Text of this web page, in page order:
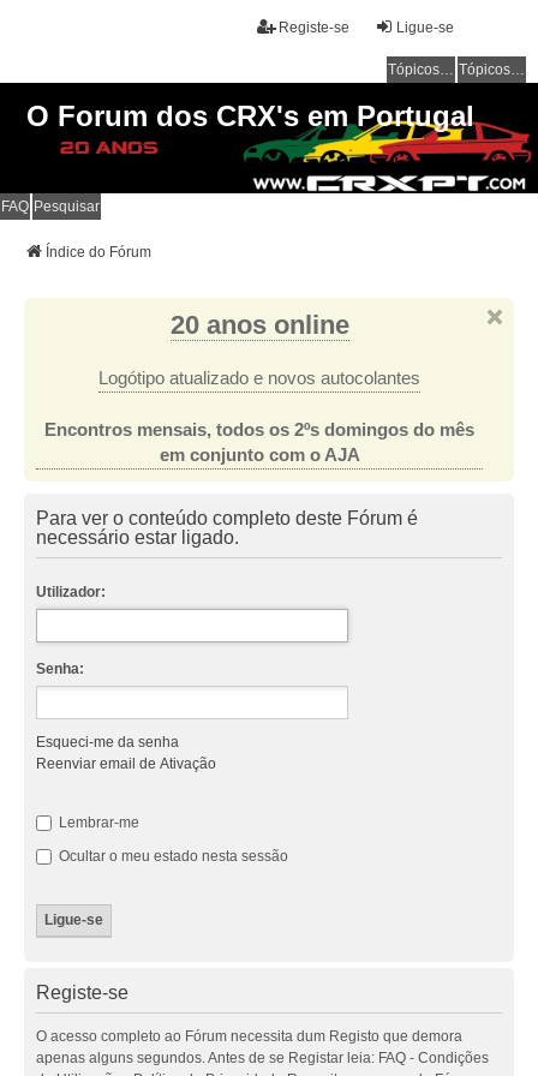
Ligue-se
Registe-se
Tópicos sem resposta Tópicos ativos
O Forum dos CRX's em Portugal
FAQ Pesquisar
Índice do Fórum
20 anos online
Logótipo atualizado e novos autocolantes
Encontros mensais, todos os 2ºs domingos do mês
em conjunto com o AJA
Para ver o conteúdo completo deste Fórum é
necessário estar ligado.
Utilizador:
Senha:
Esqueci-me da senha
Reenviar email de Ativação
Lembrar-me
Ocultar o meu estado nesta sessão
Registe-se
O acesso completo ao Fórum necessita dum Registo que demora
apenas alguns segundos. Antes de se Registar leia: FAQ - Condições